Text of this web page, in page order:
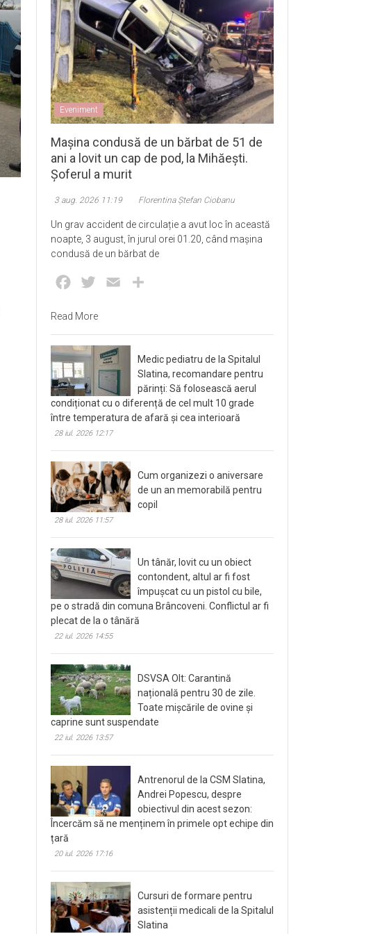
Eveniment
Mașina condusă de un bărbat de 51 de
ani a lovit un cap de pod, la Mihăești.
Șoferul a murit
3 aug. 2026 11:19 Florentina Ștefan Ciobanu
Un grav accident de circulație a avut loc în această
noapte, 3 august, în jurul orei 01.20, când mașina
condusă de un bărbat de
Facebook
Twitter Email
Read More
Medic pediatru de la Spitalul
Slatina, recomandare pentru
părinți: Să folosească aerul
condiționat cu o diferență de cel mult 10 grade
între temperatura de afară și cea interioară
28 iul. 2026 12:17
Cum organizezi o aniversare
de un an memorabilă pentru
copil
28 iul. 2026 11:57
Un tânăr, lovit cu un obiect
contondent, altul ar fi fost
împușcat cu un pistol cu bile,
pe o stradă din comuna Brâncoveni. Conflictul ar fi
plecat de la o tânără
22 iul. 2026 14:55
DSVSA Olt: Carantină
națională pentru 30 de zile.
Toate mișcările de ovine și
caprine sunt suspendate
22 iul. 2026 13:57
Antrenorul de la CSM Slatina,
Andrei Popescu, despre
obiectivul din acest sezon:
Încercăm să ne menținem în primele opt echipe din
țară
20 iul. 2026 17:16
Cursuri de formare pentru
asistenții medicali de la Spitalul
Slatina